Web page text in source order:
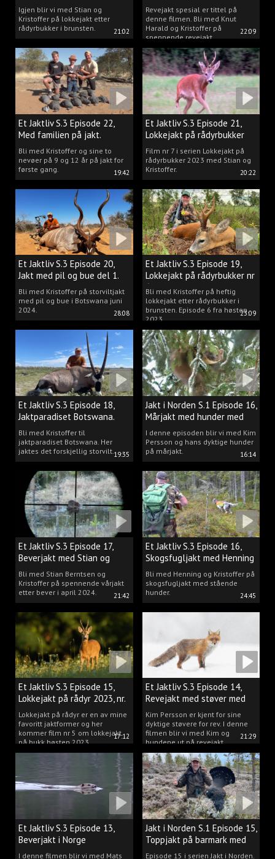
21:02
Igjen blir vi med Stian og
Kristoffer på lokkejakt etter
rådyrbukker i brunsten.
22:09
Revejakt spesial er tittel på
denne filmen. Bli med Knut
Harald og Kristoffer på
spennende revejakt.
19:42
Et Jaktliv S.3 Episode 22,
Med familien på jakt.
Bli med Kristoffer og sine to
nevøer på 9 og 12 år på jakt for
første gang.
20:22
Et Jaktliv S.3 Episode 21,
Lokkejakt på rådyrbukker
med Stian og Kristoffer
Film nr 7 i serien Lokkejakt på
rådyrbukker 2023 med Stian og
Kristoffer.
28:08
Et Jaktliv S.3 Episode 20,
Jakt med pil og bue del 1.
Bli med Kristoffer på storviltjakt
med pil og bue i Botswana juni
2024.
23:09
Et Jaktliv S.3 Episode 19,
Lokkejakt på rådyrbukker nr
6
Bli med Kristoffer på heftig
lokkejakt etter rådyrbukker i
brunsten. Episode 6 fra høsten
2023.
19:35
Et Jaktliv S.3 Episode 18,
Jaktparadiset Botswana.
Bli med Kristoffer til
jaktparadiset Botswana. Her
jaktes det forskjellig storvilt.
16:14
Jakt i Norden S.1 Episode 16,
Mårjakt med hunder med
Kim Persson
I denne episoden blir vi med Kim
Persson og hans dyktige hunder
på mårjakt.
21:42
Et Jaktliv S.3 Episode 17,
Beverjakt med Stian og
Kristoffer
Bli med Stian Berntsen og
Kristoffer på spennende vårjakt
etter bever i april 2024.
24:45
Et Jaktliv S.3 Episode 16,
Skogsfugljakt med Henning
Mathisen
Bli med Henning og Kristoffer på
skogsfugljakt med stående
hunder.
17:12
Et Jaktliv S.3 Episode 15,
Lokkejakt på rådyr 2023, nr.
5Lokkejakt på rådyr er en av mine
favoritt jaktformer og her
kommer film nr 5 om lokkejakt
på bukk høsten 2023.
21:29
Et Jaktliv S.3 Episode 14,
Revejakt med støver med
Kim Persson
Kim Persson er kjent for sine
dyktige støvere for rev. I denne
filmen blir vi med Kim og
hundene ut på revejakt.
Et Jaktliv S.3 Episode 13,
Beverjakt i Norge
I denne filmen blir vi med Mats
Jakt i Norden S.1 Episode 15,
Toppjakt på barmark med
Kristoffer Clausen
Episode 15 i serien Jakt i Norden.